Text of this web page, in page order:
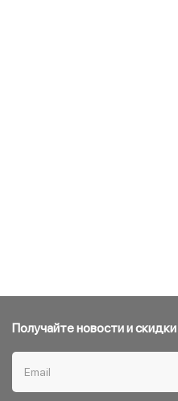
Получайте новости и скидки